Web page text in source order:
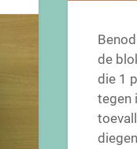
de
die 1
tegen